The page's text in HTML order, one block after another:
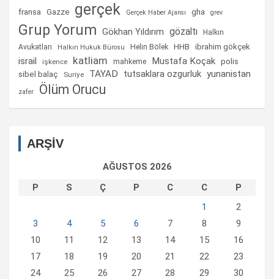
fransa Gazze gerçek Gerçek Haber Ajansı gha grev
Grup Yorum Gökhan Yıldırım gözaltı
Halkın
Avukatları
Halkın Hukuk Bürosu Helin Bölek HHB ibrahim gökçek
israil işkence katliam mahkeme Mustafa Koçak polis
sibel balaç Suriye TAYAD tutsaklara ozgurluk yunanistan
zafer Ölüm Orucu
ARŞİV
AĞUSTOS 2026
P
S Ç P C C
P
1
2
3
4 5 6 7 8
9
10
11 12 13 14 15
16
17
18 19 20 21 22
23
24
25 26 27 28 29
30